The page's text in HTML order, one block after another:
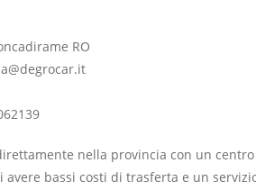
RO
nella provincia con un
avere bassi costi di trasferta e un